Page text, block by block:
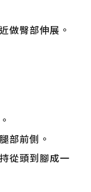
做臀部伸展。
部前側。
從頭到腳成一